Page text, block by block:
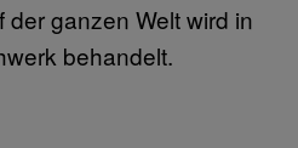
ganzen Welt wird in
behandelt.